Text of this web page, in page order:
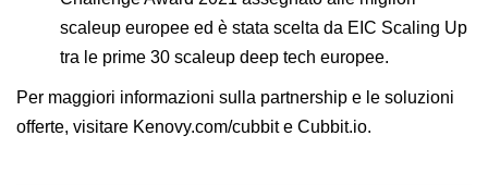
scaleup europee ed è stata scelta da EIC Scaling Up
tra le prime 30 scaleup deep tech europee.
Per maggiori informazioni sulla partnership e le soluzioni
offerte, visitare Kenovy.com/cubbite Cubbit.io.